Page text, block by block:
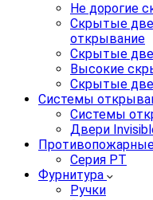
Не дорогие
Скрытые
открывание
Скрытые
Высокие
Скрытые
Системы
Системы
Двери
Серия PT
Фурнитура
Ручки